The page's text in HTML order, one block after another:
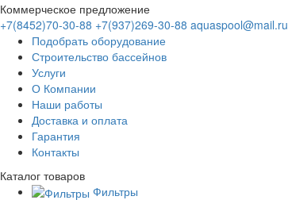
Коммерческое предложение
+7(8452)70-30-88 +7(937)269-30-88 aquaspool@mail.ru
Подобрать оборудование
Строительство бассейнов
Услуги
О Компании
Наши работы
Доставка и оплата
Гарантия
Контакты
Каталог товаров
Фильтры